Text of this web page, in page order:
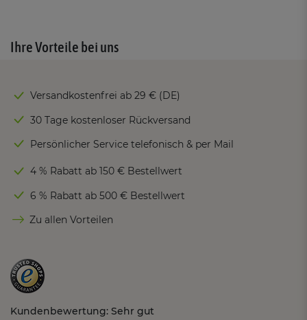
Ihre Vorteile bei uns
Versandkostenfrei ab 29 € (DE)
30 Tage kostenloser Rückversand
Persönlicher Service telefonisch & per Mail
4 % Rabatt ab 150 € Bestellwert
6 % Rabatt ab 500 € Bestellwert
Zu allen Vorteilen
Kundenbewertung: Sehr gut